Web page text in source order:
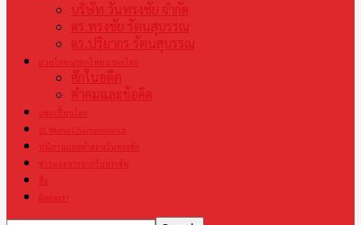
บริษัท วันทรงชัย จำกัด
ดร.ทรงชัย รัตนสุบรรณ
ดร.ปริยากร รัตนสุบรรณ
มวยไทย มรดกไทย มรดกโลก
ศึกในอดีต
คำคมและข้อคิด
แชมเปี้ยนโลก
S1 World Championship
ปณิธานและคำสอนวันทรงชัย
ข่าวและสารจากวันทรงชัย
สื่อ
ติดต่อเรา